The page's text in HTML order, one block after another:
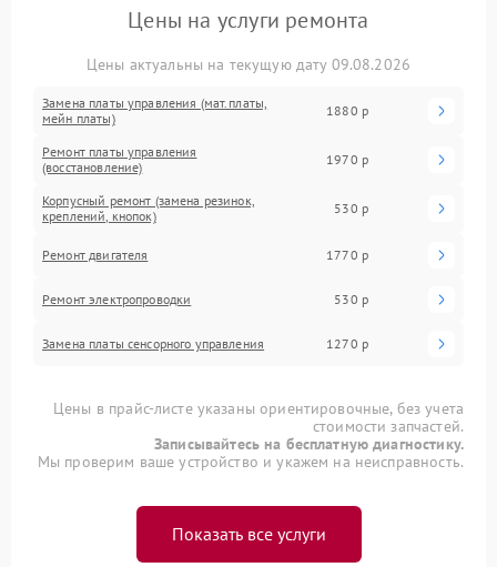
Цены на услуги ремонта
Цены актуальны на текущую дату 09.08.2026
Замена платы управления (мат.платы,
мейн платы)
1880 р
Ремонт платы управления
(восстановление)
1970 р
Корпусный ремонт (замена резинок,
креплений, кнопок)
530 р
Ремонт двигателя 1770 р
Ремонт электропроводки 530 р
Замена платы сенсорного управления 1270 р
Цены в прайс-листе указаны ориентировочные, без учета
стоимости запчастей.
Записывайтесь на бесплатную диагностику.
Мы проверим ваше устройство и укажем на неисправность.
Показать все услуги